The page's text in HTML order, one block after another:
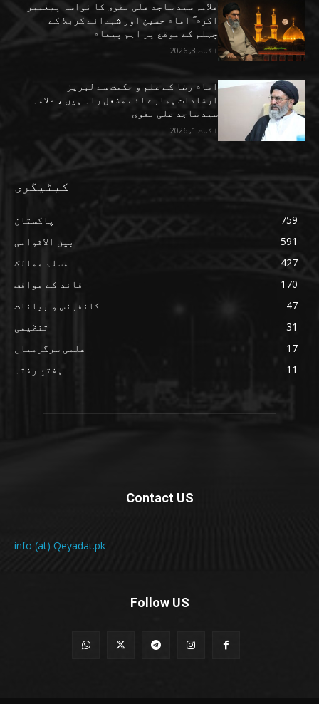
علامہ سید ساجد علی نقوی کا نواسہ پیغمبر
اکرم ۖ امام حسین اور شہدائے کربلا کے
چہلم کے موقع پر اہم پیغام
اگست 3, 2026
امام رضا کے علم و حکمت سے لبریز
ارشادات ہمارے لئے مشعل راہ ہیں ، علامہ
سید ساجد علی نقوی
اگست 1, 2026
کیٹیگری
پاکستان
759
بین الاقوامی
591
مسلم ممالک
427
قائد کے مواقف
170
کانفرنس و بیانات
47
تنظیمی
31
علمی سرگرمیاں
17
ہفتۂِ رفتہ
11
Contact US
info (at) Qeyadat.pk
Follow US